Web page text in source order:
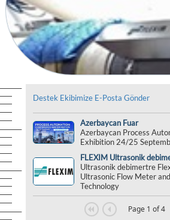
Destek Ekibimize E-Posta Gönder
Azerbaycan Fuar
Azerbaycan Process
Exhibition 24/25
FLEXIM Ultrasonik
Ultrasonik debimertre
Ultrasonic Flow Meter
Technology
Page 1 of 4